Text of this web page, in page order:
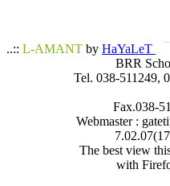
..:: L-AMANT by HaYaLeT
BRR
Tel. 038-511249,
Fax.038-
Webmaster :
The best view
with